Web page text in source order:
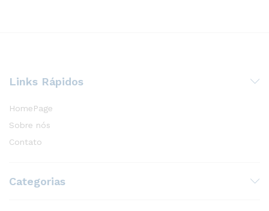
Links Rápidos
HomePage
Sobre nós
Contato
Categorias